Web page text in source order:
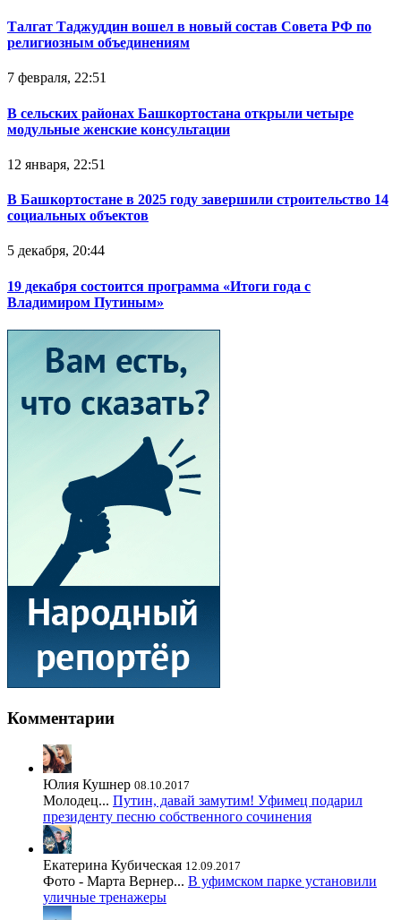
Талгат Таджуддин вошел в новый состав Совета РФ по
религиозным объединениям
7 февраля, 22:51
В сельских районах Башкортостана открыли четыре
модульные женские консультации
12 января, 22:51
В Башкортостане в 2025 году завершили строительство 14
социальных объектов
5 декабря, 20:44
19 декабря состоится программа «Итоги года с
Владимиром Путиным»
Комментарии
Юлия Кушнер 08.10.2017
Молодец... Путин, давай замутим! Уфимец подарил
президенту песню собственного сочинения
Екатерина Кубическая 12.09.2017
Фото - Марта Вернер... В уфимском парке установили
уличные тренажеры